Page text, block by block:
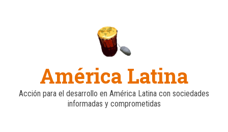
América Latina
Acción para el desarrollo en América Latina con sociedades
informadas y comprometidas